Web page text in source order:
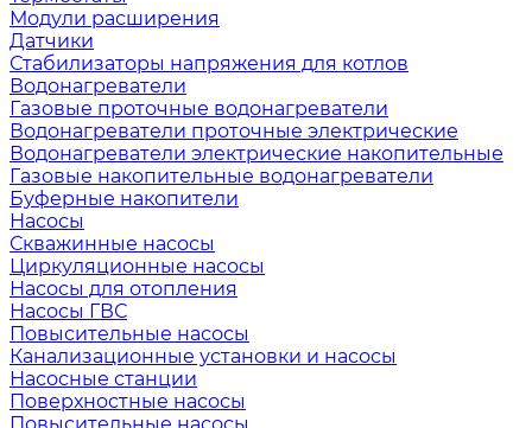
Модули расширения
Датчики
Стабилизаторы напряжения для котлов
Водонагреватели
Газовые проточные водонагреватели
Водонагреватели проточные электрические
Водонагреватели электрические накопительные
Газовые накопительные водонагреватели
Буферные накопители
Насосы
Скважинные насосы
Циркуляционные насосы
Насосы для отопления
Насосы ГВС
Повысительные насосы
Канализационные установки и насосы
Насосные станции
Поверхностные насосы